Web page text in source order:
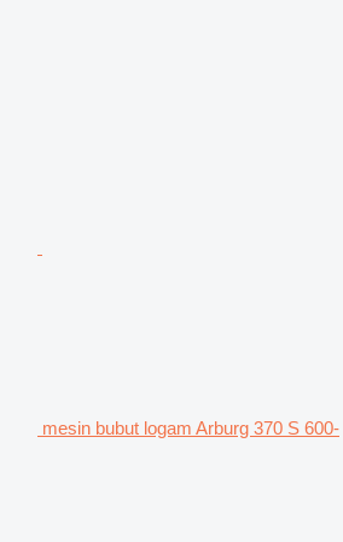
mesin bubut logam Arburg 370 S 600-